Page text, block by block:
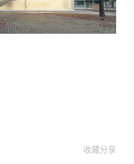
收藏分享